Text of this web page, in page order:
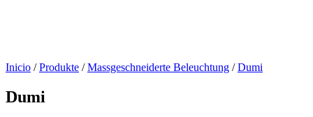
Inicio / Produkte / Massgeschneiderte Beleuchtung / Dumi
Dumi